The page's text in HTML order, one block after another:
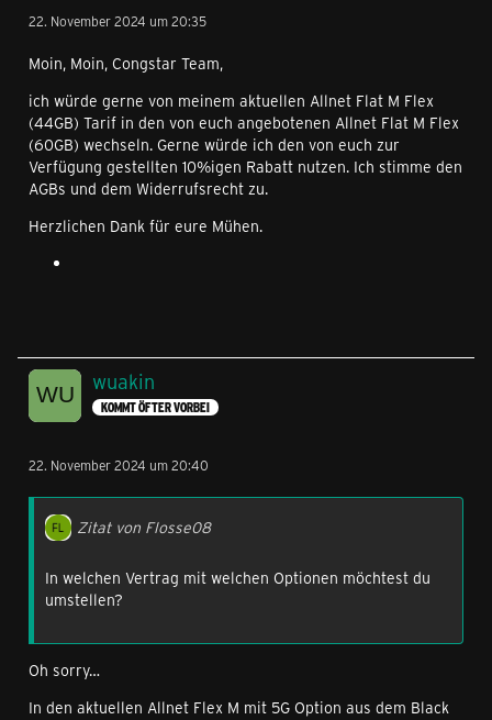
22. November 2024 um 20:35
Moin, Moin, Congstar Team,
ich würde gerne von meinem aktuellen Allnet Flat M Flex
(44GB) Tarif in den von euch angebotenen Allnet Flat M Flex
(60GB) wechseln. Gerne würde ich den von euch zur
Verfügung gestellten 10%igen Rabatt nutzen. Ich stimme den
AGBs und dem Widerrufsrecht zu.
Herzlichen Dank für eure Mühen.
wuakin
KOMMT ÖFTER VORBEI
22. November 2024 um 20:40
Zitat von Flosse08
In welchen Vertrag mit welchen Optionen möchtest du
umstellen?
Oh sorry…
In den aktuellen Allnet Flex M mit 5G Option aus dem Black